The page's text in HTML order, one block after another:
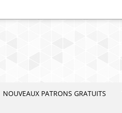
NOUVEAUX PATRONS GRATUITS